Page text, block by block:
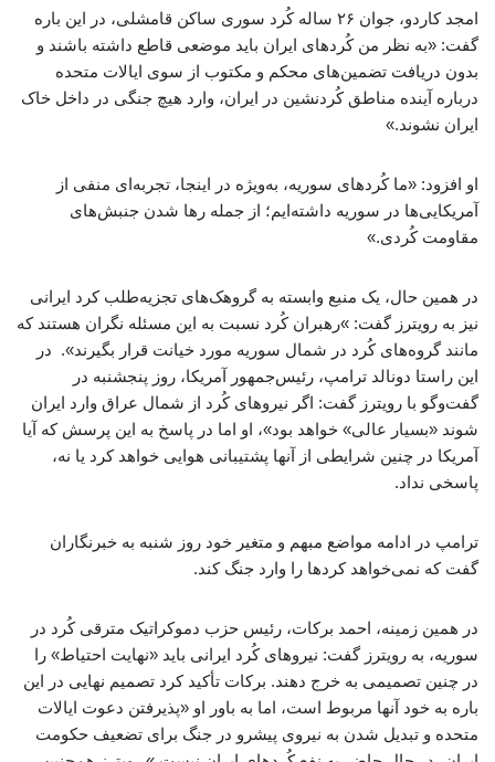
امجد کاردو، جوان ۲۶ ساله کُرد سوری ساکن قامشلی، در این باره
گفت: «به نظر من کُردهای ایران باید موضعی قاطع داشته باشند و
بدون دریافت تضمین‌های محکم و مکتوب از سوی ایالات متحده
درباره آینده مناطق کُردنشین در ایران، وارد هیچ جنگی در داخل خاک
ایران نشوند.»
او افزود: «ما کُردهای سوریه، به‌ویژه در اینجا، تجربه‌ای منفی از
آمریکایی‌ها در سوریه داشته‌ایم؛ از جمله رها شدن جنبش‌های
مقاومت کُردی.»
در همین حال، یک منبع وابسته به گروهک‌های تجزیه‌طلب کرد ایرانی
نیز به رویترز گفت: »رهبران کُرد نسبت به این مسئله نگران هستند که
مانند گروه‌های کُرد در شمال سوریه مورد خیانت قرار بگیرند». در
این راستا دونالد ترامپ، رئیس‌جمهور آمریکا، روز پنجشنبه در
گفت‌وگو با رویترز گفت: اگر نیروهای کُرد از شمال عراق وارد ایران
شوند «بسیار عالی» خواهد بود»، او اما در پاسخ به این پرسش که آیا
آمریکا در چنین شرایطی از آنها پشتیبانی هوایی خواهد کرد یا نه،
پاسخی نداد.
ترامپ در ادامه مواضع مبهم و متغیر خود روز شنبه به خبرنگاران
گفت که نمی‌خواهد کردها را وارد جنگ کند.
در همین زمینه، احمد برکات، رئیس حزب دموکراتیک مترقی کُرد در
سوریه، به رویترز گفت: نیروهای کُرد ایرانی باید «نهایت احتیاط» را
در چنین تصمیمی به خرج دهند. برکات تأکید کرد تصمیم نهایی در این
باره به خود آنها مربوط است، اما به باور او «پذیرفتن دعوت ایالات
متحده و تبدیل شدن به نیروی پیشرو در جنگ برای تضعیف حکومت